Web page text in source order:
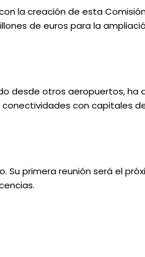
la creación de esta
de euros para la
desde otros aeropuertos, ha
conectividades con capitales
primera reunión será el